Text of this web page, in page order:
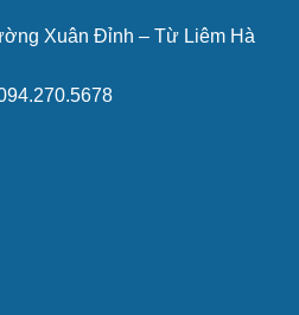
Xuân Đỉnh – Từ Liêm Hà